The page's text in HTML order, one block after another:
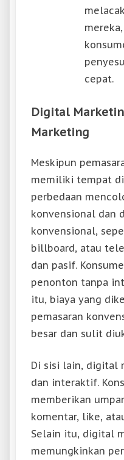
cepat.
Digital
Marketing
Meskipun
memiliki tempat di
perbedaan
konvensional dan
konvensional,
billboard, atau
dan pasif.
penonton tanpa
itu, biaya yang
pemasaran
besar dan sulit
Di sisi lain, digital
dan interaktif.
memberikan
komentar, like,
Selain itu, digital
memungkinkan